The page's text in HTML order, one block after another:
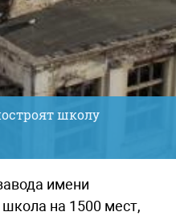
школу
на 1500 мест,